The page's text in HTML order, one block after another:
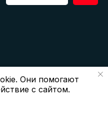
Они помогают
с сайтом.